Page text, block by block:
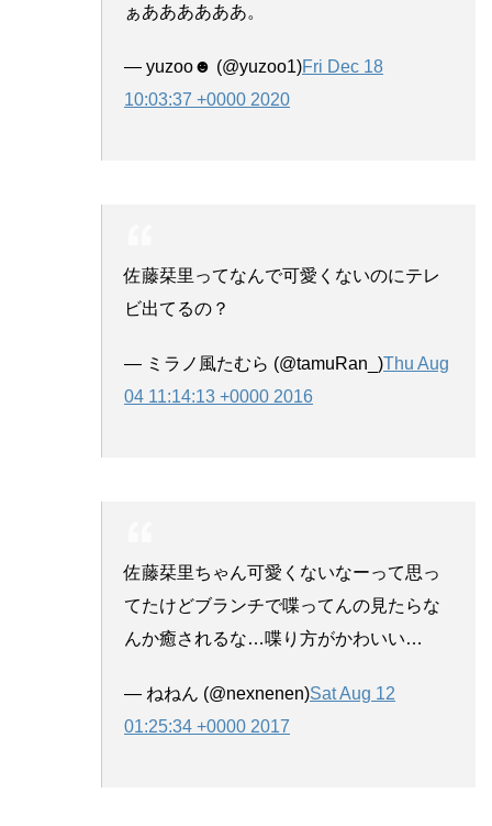
ぁああああああ。
— yuzoo☻ (@yuzoo1)Fri Dec 18
10:03:37 +0000 2020
佐藤栞里ってなんで可愛くないのにテレ
ビ出てるの？
— ミラノ風たむら (@tamuRan_)Thu Aug
04 11:14:13 +0000 2016
佐藤栞里ちゃん可愛くないなーって思っ
てたけどブランチで喋ってんの見たらな
んか癒されるな…喋り方がかわいい…
— ねねん (@nexnenen)Sat Aug 12
01:25:34 +0000 2017